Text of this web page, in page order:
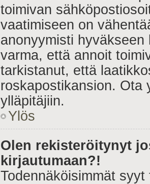
toimivan
vaatimiseen on
anonyymisti
varma, että annoit
tarkistanut, että
roskapostikansion. Ota
ylläpitäjiin.
Ylös
Olen rekisteröitynyt
kirjautumaan?!
Todennäköisimmät